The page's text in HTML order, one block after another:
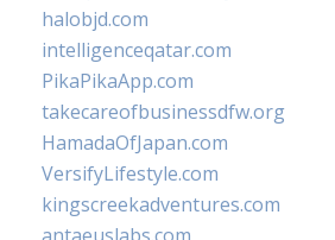
halobjd.com
intelligenceqatar.com
PikaPikaApp.com
takecareofbusinessdfw.org
HamadaOfJapan.com
VersifyLifestyle.com
kingscreekadventures.com